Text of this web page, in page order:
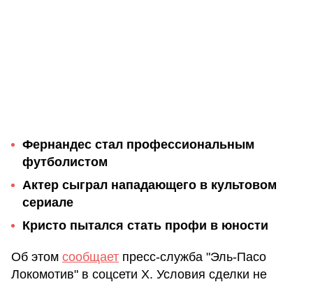
Фернандес стал профессиональным
футболистом
Актер сыграл нападающего в культовом
сериале
Кристо пытался стать профи в юности
Об этом сообщает пресс-служба "Эль-Пасо
Локомотив" в соцсети Х. Условия сделки не